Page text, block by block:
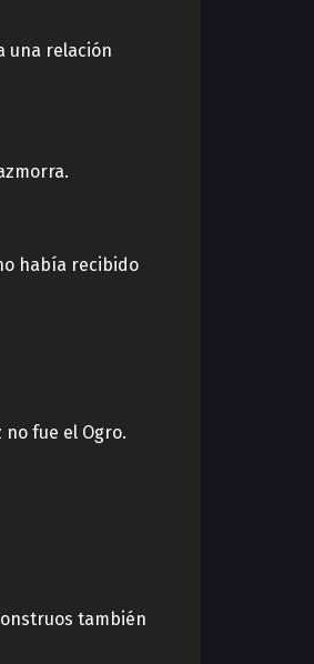
una relación
había recibido
fue el Ogro.
también